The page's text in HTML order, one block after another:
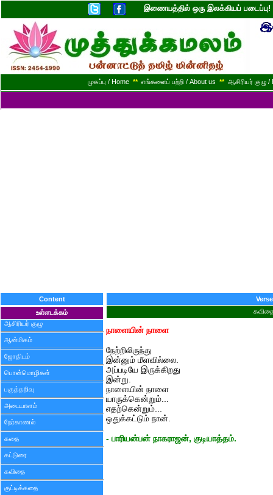
இணையத்தில் ஒரு இலக்கியப்
முகப்பு / Home ** எங்களைப் பற்றி / About us ** ஆசிரியர் குழு
Content
உள்ளடக்கம்
ஆசிரியர் குழு
ஆன்மிகம்
ஜோதிடம்
பொன்மொழிகள்
பகுத்தறிவு
அடையாளம்
நேர்காணல்
கதை
கட்டுரை
கவிதை
குட்டிக்கதை
Verse
நாளையின் நாளை
நேற்றிலிருந்து
இன்னும் மீளவில்லை.
அப்படியே இருக்கிறது
இன்று.
நாளையின் நாளை
யாருக்கென்றும்...
எதற்கென்றும்...
ஒதுக்கட்டும் நான்.
- பாரியன்பன் நாகராஜன், குடியாத்தம்.